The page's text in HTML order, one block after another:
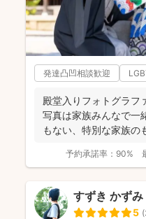
発達凸凹相談歓迎
殿堂入りフォトグラフ
写真は家族みんなで一
もない、特別な家族の
予約承諾率： 90%
すずき かずみ
5 (